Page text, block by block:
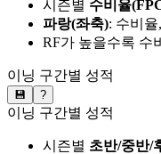
시즌별 수비율
파랑(좌축): 수비율,
RF가 높을수록 수
이닝 구간별 성적
💾 ?
이닝 구간별 성적
시즌별 초반/중반/